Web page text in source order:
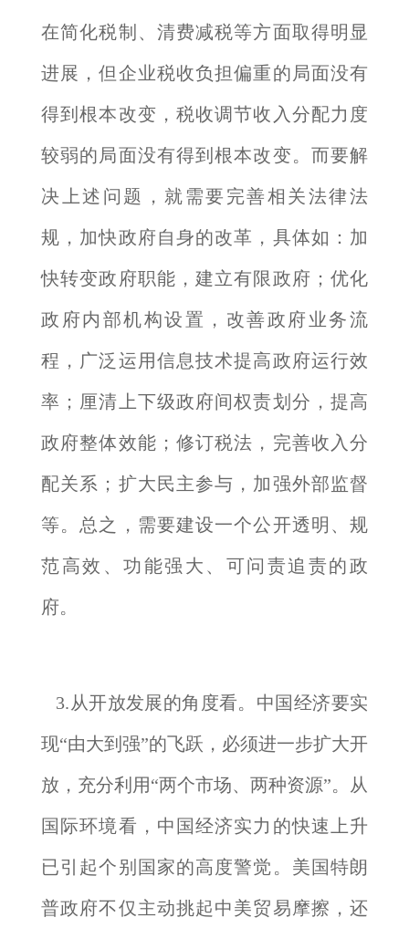
在简化税制、清费减税等方面取得明显
进展，但企业税收负担偏重的局面没有
得到根本改变，税收调节收入分配力度
较弱的局面没有得到根本改变。而要解
决上述问题，就需要完善相关法律法
规，加快政府自身的改革，具体如：加
快转变政府职能，建立有限政府；优化
政府内部机构设置，改善政府业务流
程，广泛运用信息技术提高政府运行效
率；厘清上下级政府间权责划分，提高
政府整体效能；修订税法，完善收入分
配关系；扩大民主参与，加强外部监督
等。总之，需要建设一个公开透明、规
范高效、功能强大、可问责追责的政
府。
3.从开放发展的角度看。中国经济要实
现“由大到强”的飞跃，必须进一步扩大开
放，充分利用“两个市场、两种资源”。从
国际环境看，中国经济实力的快速上升
已引起个别国家的高度警觉。美国特朗
普政府不仅主动挑起中美贸易摩擦，还